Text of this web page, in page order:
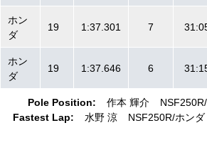
Pole Position: 作本 輝介 NSF250R
Fastest Lap:
水野 涼 NSF250R ホンダ
ホン
ダ
19 1:37.301 7
ホン
ダ
19 1:37.646 6